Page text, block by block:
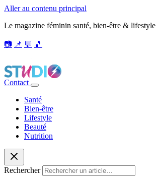
Aller au contenu principal
Le magazine féminin santé, bien-être & lifestyle
📷 📌 💬 🎵
Contact
Santé
Bien-être
Lifestyle
Beauté
Nutrition
Rechercher